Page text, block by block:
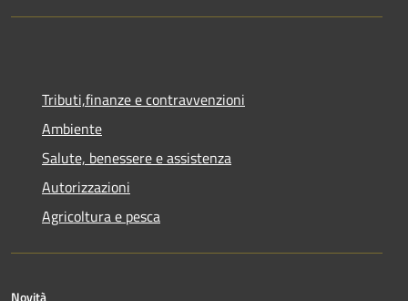
Tributi,finanze e contravvenzioni
Ambiente
Salute, benessere e assistenza
Autorizzazioni
Agricoltura e pesca